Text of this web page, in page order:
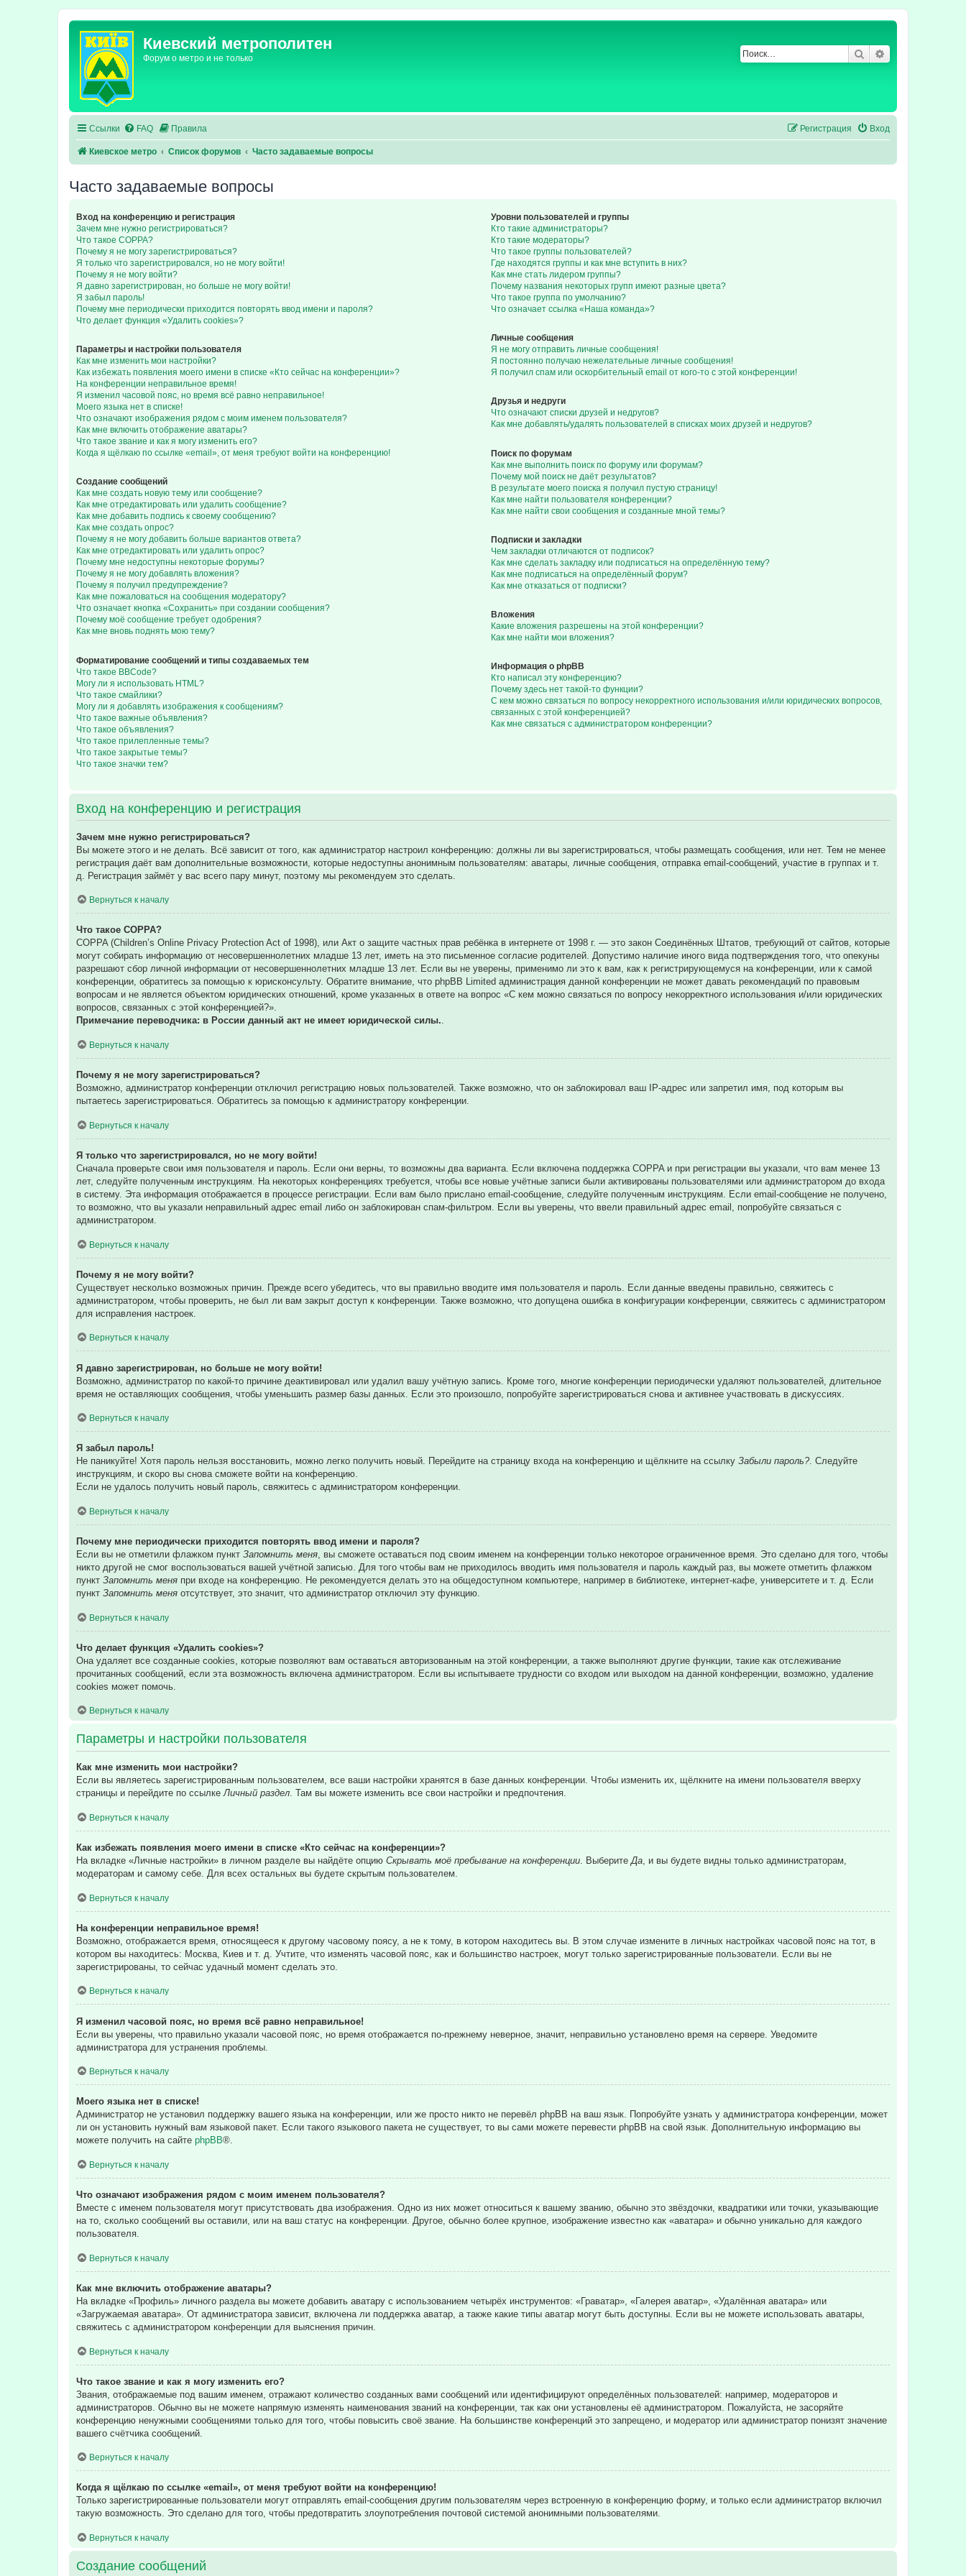
Киевский метрополитен
Форум о метро и не только Поиск
Ссылки FAQ Правила Вход
Регистрация
Киевское метро Список форумов Часто задаваемые вопросы
Часто задаваемые вопросы
Вход на конференцию и регистрация
Зачем мне нужно регистрироваться?
Что такое COPPA?
Почему я не могу зарегистрироваться?
Я только что зарегистрировался, но не могу войти!
Почему я не могу войти?
Я давно зарегистрирован, но больше не могу войти!
Я забыл пароль!
Почему мне периодически приходится повторять ввод имени и пароля?
Что делает функция «Удалить cookies»?
Параметры и настройки пользователя
Как мне изменить мои настройки?
Как избежать появления моего имени в списке «Кто сейчас на конференции»?
На конференции неправильное время!
Я изменил часовой пояс, но время всё равно неправильное!
Моего языка нет в списке!
Что означают изображения рядом с моим именем пользователя?
Как мне включить отображение аватары?
Что такое звание и как я могу изменить его?
Когда я щёлкаю по ссылке «email», от меня требуют войти на конференцию!
Создание сообщений
Как мне создать новую тему или сообщение?
Как мне отредактировать или удалить сообщение?
Как мне добавить подпись к своему сообщению?
Как мне создать опрос?
Почему я не могу добавить больше вариантов ответа?
Как мне отредактировать или удалить опрос?
Почему мне недоступны некоторые форумы?
Почему я не могу добавлять вложения?
Почему я получил предупреждение?
Как мне пожаловаться на сообщения модератору?
Что означает кнопка «Сохранить» при создании сообщения?
Почему моё сообщение требует одобрения?
Как мне вновь поднять мою тему?
Форматирование сообщений и типы создаваемых тем
Что такое BBCode?
Могу ли я использовать HTML?
Что такое смайлики?
Могу ли я добавлять изображения к сообщениям?
Что такое важные объявления?
Что такое объявления?
Что такое прилепленные темы?
Что такое закрытые темы?
Что такое значки тем?
Уровни пользователей и группы
Кто такие администраторы?
Кто такие модераторы?
Что такое группы пользователей?
Где находятся группы и как мне вступить в них?
Как мне стать лидером группы?
Почему названия некоторых групп имеют разные цвета?
Что такое группа по умолчанию?
Что означает ссылка «Наша команда»?
Личные сообщения
Я не могу отправить личные сообщения!
Я постоянно получаю нежелательные личные сообщения!
Я получил спам или оскорбительный email от кого-то с этой конференции!
Друзья и недруги
Что означают списки друзей и недругов?
Как мне добавлять/удалять пользователей в списках моих друзей и недругов?
Поиск по форумам
Как мне выполнить поиск по форуму или форумам?
Почему мой поиск не даёт результатов?
В результате моего поиска я получил пустую страницу!
Как мне найти пользователя конференции?
Как мне найти свои сообщения и созданные мной темы?
Подписки и закладки
Чем закладки отличаются от подписок?
Как мне сделать закладку или подписаться на определённую тему?
Как мне подписаться на определённый форум?
Как мне отказаться от подписки?
Вложения
Какие вложения разрешены на этой конференции?
Как мне найти мои вложения?
Информация о phpBB
Кто написал эту конференцию?
Почему здесь нет такой-то функции?
С кем можно связаться по вопросу некорректного использования и/или юридических вопросов,
связанных с этой конференцией?
Как мне связаться с администратором конференции?
Вход на конференцию и регистрация
Зачем мне нужно регистрироваться?
Вы можете этого и не делать. Всё зависит от того, как администратор настроил конференцию: должны ли вы зарегистрироваться, чтобы размещать сообщения, или нет. Тем не менее
регистрация даёт вам дополнительные возможности, которые недоступны анонимным пользователям: аватары, личные сообщения, отправка email-сообщений, участие в группах и т.
д. Регистрация займёт у вас всего пару минут, поэтому мы рекомендуем это сделать.
Вернуться к началу
Что такое COPPA?
COPPA (Children’s Online Privacy Protection Act of 1998), или Акт о защите частных прав ребёнка в интернете от 1998 г. — это закон Соединённых Штатов, требующий от сайтов, которые
могут собирать информацию от несовершеннолетних младше 13 лет, иметь на это письменное согласие родителей. Допустимо наличие иного вида подтверждения того, что опекуны
разрешают сбор личной информации от несовершеннолетних младше 13 лет. Если вы не уверены, применимо ли это к вам, как к регистрирующемуся на конференции, или к самой
конференции, обратитесь за помощью к юрисконсульту. Обратите внимание, что phpBB Limited администрация данной конференции не может давать рекомендаций по правовым
вопросам и не является объектом юридических отношений, кроме указанных в ответе на вопрос «С кем можно связаться по вопросу некорректного использования и/или юридических
вопросов, связанных с этой конференцией?».
Примечание переводчика: в России данный акт не имеет юридической силы..
Вернуться к началу
Почему я не могу зарегистрироваться?
Возможно, администратор конференции отключил регистрацию новых пользователей. Также возможно, что он заблокировал ваш IP-адрес или запретил имя, под которым вы
пытаетесь зарегистрироваться. Обратитесь за помощью к администратору конференции.
Вернуться к началу
Я только что зарегистрировался, но не могу войти!
Сначала проверьте свои имя пользователя и пароль. Если они верны, то возможны два варианта. Если включена поддержка COPPA и при регистрации вы указали, что вам менее 13
лет, следуйте полученным инструкциям. На некоторых конференциях требуется, чтобы все новые учётные записи были активированы пользователями или администратором до входа
в систему. Эта информация отображается в процессе регистрации. Если вам было прислано email-сообщение, следуйте полученным инструкциям. Если email-сообщение не получено,
то возможно, что вы указали неправильный адрес email либо он заблокирован спам-фильтром. Если вы уверены, что ввели правильный адрес email, попробуйте связаться с
администратором.
Вернуться к началу
Почему я не могу войти?
Существует несколько возможных причин. Прежде всего убедитесь, что вы правильно вводите имя пользователя и пароль. Если данные введены правильно, свяжитесь с
администратором, чтобы проверить, не был ли вам закрыт доступ к конференции. Также возможно, что допущена ошибка в конфигурации конференции, свяжитесь с администратором
для исправления настроек.
Вернуться к началу
Я давно зарегистрирован, но больше не могу войти!
Возможно, администратор по какой-то причине деактивировал или удалил вашу учётную запись. Кроме того, многие конференции периодически удаляют пользователей, длительное
время не оставляющих сообщения, чтобы уменьшить размер базы данных. Если это произошло, попробуйте зарегистрироваться снова и активнее участвовать в дискуссиях.
Вернуться к началу
Я забыл пароль!
Не паникуйте! Хотя пароль нельзя восстановить, можно легко получить новый. Перейдите на страницу входа на конференцию и щёлкните на ссылку Забыли пароль?. Следуйте
инструкциям, и скоро вы снова сможете войти на конференцию.
Если не удалось получить новый пароль, свяжитесь с администратором конференции.
Вернуться к началу
Почему мне периодически приходится повторять ввод имени и пароля?
Если вы не отметили флажком пункт Запомнить меня, вы сможете оставаться под своим именем на конференции только некоторое ограниченное время. Это сделано для того, чтобы
никто другой не смог воспользоваться вашей учётной записью. Для того чтобы вам не приходилось вводить имя пользователя и пароль каждый раз, вы можете отметить флажком
пункт Запомнить меня при входе на конференцию. Не рекомендуется делать это на общедоступном компьютере, например в библиотеке, интернет-кафе, университете и т. д. Если
пункт Запомнить меня отсутствует, это значит, что администратор отключил эту функцию.
Вернуться к началу
Что делает функция «Удалить cookies»?
Она удаляет все созданные cookies, которые позволяют вам оставаться авторизованным на этой конференции, а также выполняют другие функции, такие как отслеживание
прочитанных сообщений, если эта возможность включена администратором. Если вы испытываете трудности со входом или выходом на данной конференции, возможно, удаление
cookies может помочь.
Вернуться к началу
Параметры и настройки пользователя
Как мне изменить мои настройки?
Если вы являетесь зарегистрированным пользователем, все ваши настройки хранятся в базе данных конференции. Чтобы изменить их, щёлкните на имени пользователя вверху
страницы и перейдите по ссылкеЛичный раздел. Там вы можете изменить все свои настройки и предпочтения.
Вернуться к началу
Как избежать появления моего имени в списке «Кто сейчас на конференции»?
На вкладке «Личные настройки» в личном разделе вы найдёте опцию Скрывать моё пребывание на конференции. ВыберитеДа, и вы будете видны только администраторам,
модераторам и самому себе. Для всех остальных вы будете скрытым пользователем.
Вернуться к началу
На конференции неправильное время!
Возможно, отображается время, относящееся к другому часовому поясу, а не к тому, в котором находитесь вы. В этом случае измените в личных настройках часовой пояс на тот, в
котором вы находитесь: Москва, Киев и т. д. Учтите, что изменять часовой пояс, как и большинство настроек, могут только зарегистрированные пользователи. Если вы не
зарегистрированы, то сейчас удачный момент сделать это.
Вернуться к началу
Я изменил часовой пояс, но время всё равно неправильное!
Если вы уверены, что правильно указали часовой пояс, но время отображается по-прежнему неверное, значит, неправильно установлено время на сервере. Уведомите
администратора для устранения проблемы.
Вернуться к началу
Моего языка нет в списке!
Администратор не установил поддержку вашего языка на конференции, или же просто никто не перевёл phpBB на ваш язык. Попробуйте узнать у администратора конференции, может
ли он установить нужный вам языковой пакет. Если такого языкового пакета не существует, то вы сами можете перевести phpBB на свой язык. Дополнительную информацию вы
можете получить на сайте phpBB®.
Вернуться к началу
Что означают изображения рядом с моим именем пользователя?
Вместе с именем пользователя могут присутствовать два изображения. Одно из них может относиться к вашему званию, обычно это звёздочки, квадратики или точки, указывающие
на то, сколько сообщений вы оставили, или на ваш статус на конференции. Другое, обычно более крупное, изображение известно как «аватара» и обычно уникально для каждого
пользователя.
Вернуться к началу
Как мне включить отображение аватары?
На вкладке «Профиль» личного раздела вы можете добавить аватару с использованием четырёх инструментов: «Граватар», «Галерея аватар», «Удалённая аватара» или
«Загружаемая аватара». От администратора зависит, включена ли поддержка аватар, а также какие типы аватар могут быть доступны. Если вы не можете использовать аватары,
свяжитесь с администратором конференции для выяснения причин.
Вернуться к началу
Что такое звание и как я могу изменить его?
Звания, отображаемые под вашим именем, отражают количество созданных вами сообщений или идентифицируют определённых пользователей: например, модераторов и
администраторов. Обычно вы не можете напрямую изменять наименования званий на конференции, так как они установлены её администратором. Пожалуйста, не засоряйте
конференцию ненужными сообщениями только для того, чтобы повысить своё звание. На большинстве конференций это запрещено, и модератор или администратор понизят значение
вашего счётчика сообщений.
Вернуться к началу
Когда я щёлкаю по ссылке «email», от меня требуют войти на конференцию!
Только зарегистрированные пользователи могут отправлять email-сообщения другим пользователям через встроенную в конференцию форму, и только если администратор включил
такую возможность. Это сделано для того, чтобы предотвратить злоупотребления почтовой системой анонимными пользователями.
Вернуться к началу
Создание сообщений